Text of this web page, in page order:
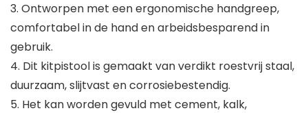
3. Ontworpen met een ergonomische handgreep,
comfortabel in de hand en arbeidsbesparend in
gebruik.
4. Dit kitpistool is gemaakt van verdikt roestvrij staal,
duurzaam, slijtvast en corrosiebestendig.
5. Het kan worden gevuld met cement, kalk,